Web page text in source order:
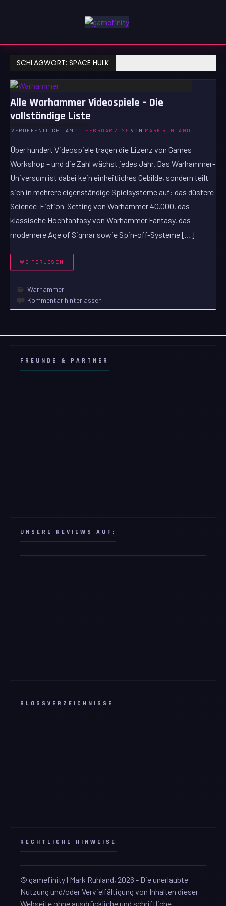
SCHLAGWORT:SPACE HULK
Alle Warhammer Videospiele – Die
vollständige Liste
VERÖFFENTLICHT AM 11. FEBRUAR 2026 VON MARK RUHLAND
Über hundert Videospiele tragen die Lizenz von Games
Workshop – und die Zahl wächst jedes Jahr. Das Warhammer-
Universum ist dabei kein einheitliches Gebilde, sondern teilt
sich in mehrere eigenständige Spielsysteme auf: das düstere
Science-Fiction-Setting von Warhammer 40.000, das
klassische Hochfantasy von Warhammer Fantasy, das
modernere Age of Sigmar sowie Spin-off-Systeme […]
WEITERLESEN
Warhammer
Kommentar hinterlassen
FREUNDE & PARTNER
UNSERE REVIEWS AUF:
BLOGSVERZEICHNISSE
RECHTLICHE HINWEISE
© gamefinity | Mark Ruhland, 2026 - Die unerlaubte
Nutzung und/oder Vervielfältigung von Inhalten dieser
Webseite ohne ausdrückliche und schriftliche